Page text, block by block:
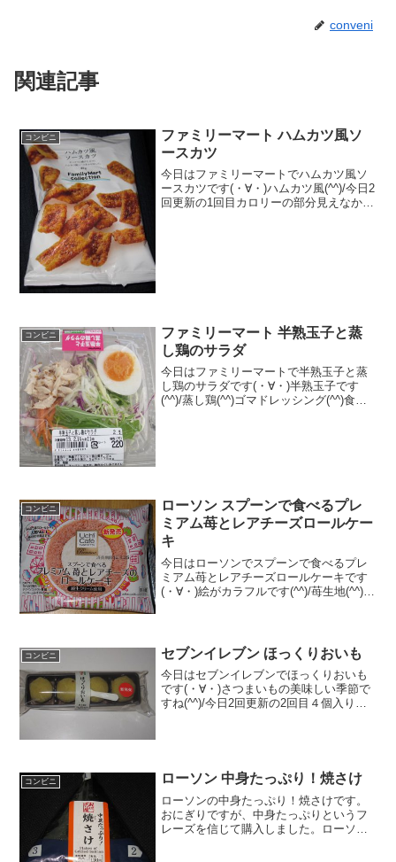
conveni
関連記事
コンビニ
ファミリーマート ハムカツ風ソ
ースカツ
今日はファミリーマートでハムカツ風ソ
ースカツです(・∀・)ハムカツ風(^^)/今日2
回更新の1回目カロリーの部分見えなかっ
コンビニ
ファミリーマート 半熟玉子と蒸
し鶏のサラダ
今日はファミリーマートで半熟玉子と蒸
し鶏のサラダです(・∀・)半熟玉子です
(^^)/蒸し鶏(^^)ゴマドレッシング(^^)食べ
コンビニ
ローソン スプーンで食べるプレ
ミアム苺とレアチーズロールケー
キ
今日はローソンでスプーンで食べるプレ
ミアム苺とレアチーズロールケーキです
(・∀・)絵がカラフルです(^^)/苺生地(^^)拡
コンビニ セブンイレブン ほっくりおいも
今日はセブンイレブンでほっくりおいも
です(・∀・)さつまいもの美味しい季節で
すね(^^)/今日2回更新の2回目４個入り
コンビニ ローソン 中身たっぷり！焼さけ
ローソンの中身たっぷり！焼さけです。
おにぎりですが、中身たっぷりというフ
レーズを信じて購入しました。ローソン